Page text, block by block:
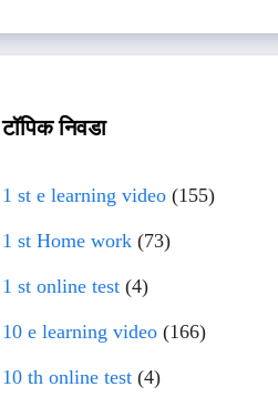
टॉपिक निवडा
1 st e learning video(155)
1 st Home work(73)
1 st online test(4)
10 e learning video(166)
10 th online test(4)